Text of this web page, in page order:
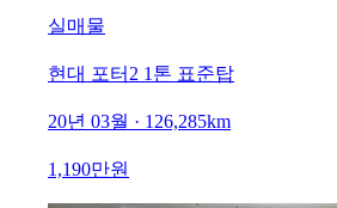
실매물
현대 포터2 1톤 표준탑
20년 03월 · 126,285km
1,190만원